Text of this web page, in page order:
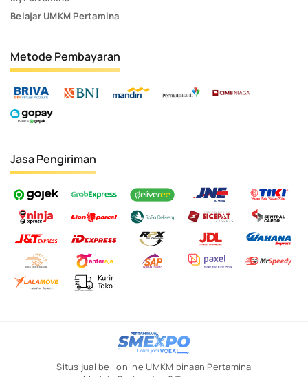
Belajar UMKM Pertamina
Metode Pembayaran
Jasa Pengiriman
Situs jual beli online UMKM binaan Pertamina